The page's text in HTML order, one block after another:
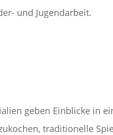
und Jugendarbeit.
geben Einblicke in
traditionelle